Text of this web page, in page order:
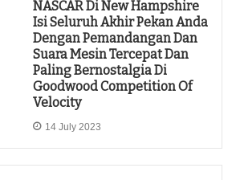
NASCAR Di New Hampshire
Isi Seluruh Akhir Pekan Anda
Dengan Pemandangan Dan
Suara Mesin Tercepat Dan
Paling Bernostalgia Di
Goodwood Competition Of
Velocity
14 July 2023